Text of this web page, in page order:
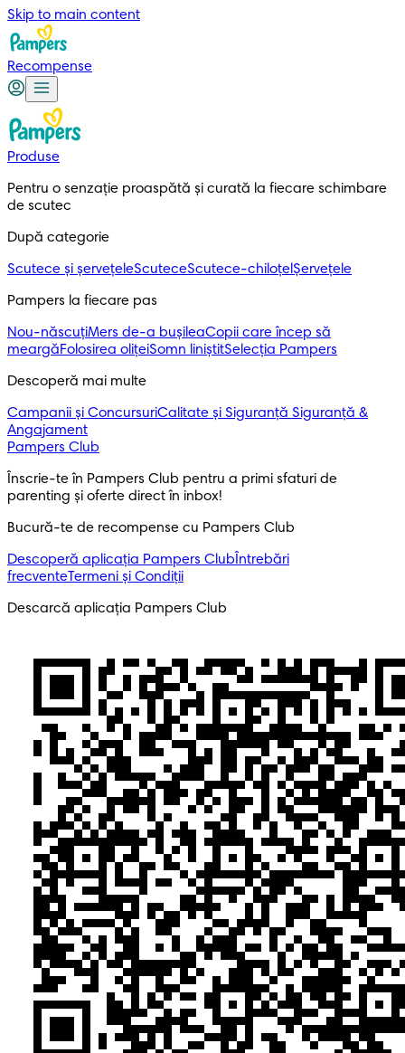
Skip to main content
Recompense
Produse
Pentru o senzație proaspătă și curată la fiecare schimbare
de scutec
După categorie
Scutece și șervețeleScuteceScutece-chiloțelȘervețele
Pampers la fiecare pas
Nou-născuțiMers de-a bușileaCopii care încep să
meargăFolosirea olițeiSomn liniștitSelecția Pampers
Descoperă mai multe
Campanii și ConcursuriCalitate și Siguranță Siguranță &
Angajament
Pampers Club
Înscrie-te în Pampers Club pentru a primi sfaturi de
parenting și oferte direct în inbox!
Bucură-te de recompense cu Pampers Club
Descoperă aplicația Pampers Club Întrebări
frecventeTermeni și Condiții
Descarcă aplicația Pampers Club